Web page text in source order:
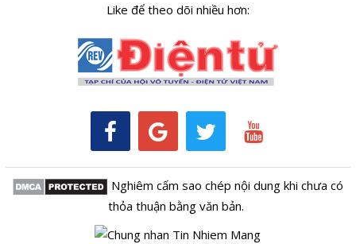
Like để theo dõi nhiều hơn:
Nghiêm cấm sao chép nội dung khi chưa có
thỏa thuận bằng văn bản.